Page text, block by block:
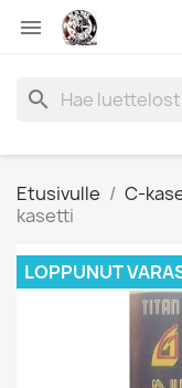

search
Etusivulle C-
kasetti
LOPPUNUT